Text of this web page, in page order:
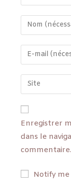
Enregistrer
dans le
commentaire.
Notify